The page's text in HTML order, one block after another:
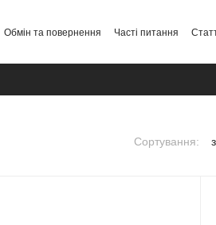
Обмін та повернення Часті питання
Сортування: